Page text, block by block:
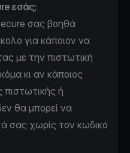
εσάς;
σας βοηθά
για κάποιον να
με την πιστωτική
κι αν κάποιος
πιστωτικής ή
θα μπορεί να
σας χωρίς τον κωδικό